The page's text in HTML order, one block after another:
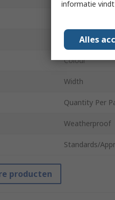
Material
Colour
Width
Quantity Per
Weatherproof
Standards/
producten
informatie
Alles